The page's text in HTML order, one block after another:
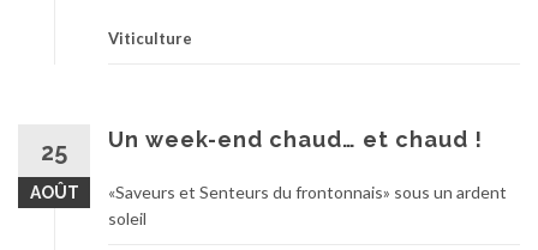
Viticulture
25
AOÛT
Un week-end chaud… et chaud !
«Saveurs et Senteurs du frontonnais» sous un ardent
soleil